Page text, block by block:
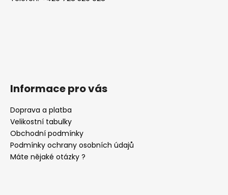
Informace pro vás
Doprava a platba
Velikostní tabulky
Obchodní podmínky
Podmínky ochrany osobních údajů
Máte nějaké otázky ?